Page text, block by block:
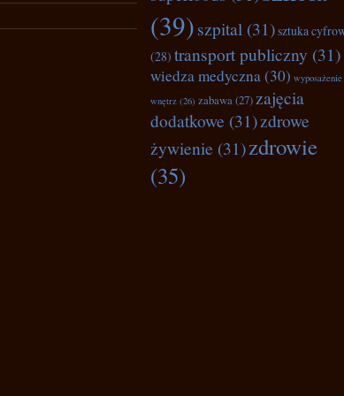
(39)szpital (31)sztuka
(28) transport publiczny (31)
wiedza medyczna(30) wyposażenie
wnętrz (26) zabawa(27) zajęcia
dodatkowe (31)zdrowe
żywienie (31)zdrowie
(35)